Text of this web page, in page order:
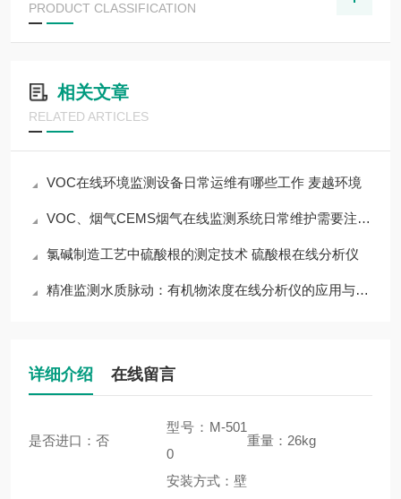
PRODUCT CLASSIFICATION
相关文章
RELATED ARTICLES
VOC在线环境监测设备日常运维有哪些工作 麦越环境
VOC、烟气CEMS烟气在线监测系统日常维护需要注意的事项 麦越环境
氯碱制造工艺中硫酸根的测定技术 硫酸根在线分析仪
精准监测水质脉动：有机物浓度在线分析仪的应用与价值
详细介绍 在线留言
是否进口：否
型号：M-501
0
重量：26kg
安装方式：壁